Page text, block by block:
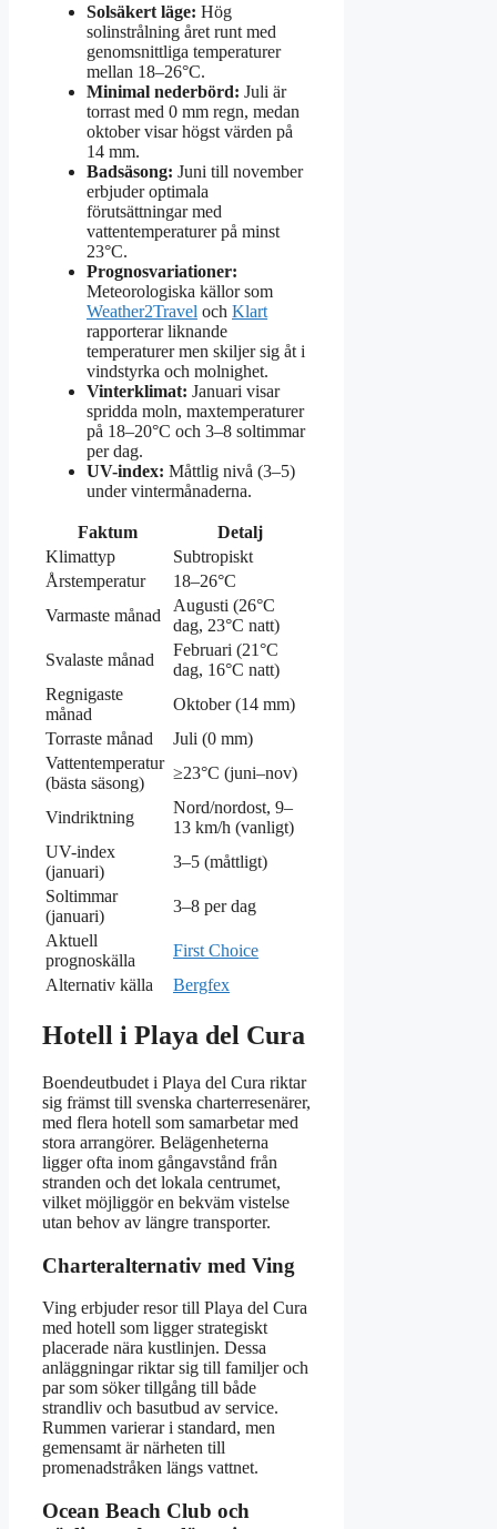
Solsäkert läge: Hög
solinstrålning året runt med
genomsnittliga temperaturer
mellan 18–26°C.
Minimal nederbörd: Juli är
torrast med 0 mm regn, medan
oktober visar högst värden på
14 mm.
Badsäsong: Juni till november
erbjuder optimala
förutsättningar med
vattentemperaturer på minst
23°C.
Prognosvariationer:
Meteorologiska källor som
Weather2Travel och Klart
rapporterar liknande
temperaturer men skiljer sig åt i
vindstyrka och molnighet.
Vinterklimat: Januari visar
spridda moln, maxtemperaturer
på 18–20°C och 3–8 soltimmar
per dag.
UV-index: Måttlig nivå (3–5)
under vintermånaderna.
Faktum
Detalj
Klimattyp
Subtropiskt
Årstemperatur
18–26°C
Varmaste månad
Augusti (26°C
dag, 23°C natt)
Svalaste månad
Februari (21°C
dag, 16°C natt)
Regnigaste
månad
Oktober (14 mm)
Torraste månad
Juli (0 mm)
Vattentemperatur
(bästa säsong)
≥23°C (juni–nov)
Vindriktning
Nord/nordost, 9–
13 km/h (vanligt)
UV-index
(januari)
3–5 (måttligt)
Soltimmar
(januari)
3–8 per dag
Aktuell
prognoskälla
First Choice
Alternativ källa
Bergfex
Hotell i Playa del Cura
Boendeutbudet i Playa del Cura riktar
sig främst till svenska charterresenärer,
med flera hotell som samarbetar med
stora arrangörer. Belägenheterna
ligger ofta inom gångavstånd från
stranden och det lokala centrumet,
vilket möjliggör en bekväm vistelse
utan behov av längre transporter.
Charteralternativ med Ving
Ving erbjuder resor till Playa del Cura
med hotell som ligger strategiskt
placerade nära kustlinjen. Dessa
anläggningar riktar sig till familjer och
par som söker tillgång till både
strandliv och basutbud av service.
Rummen varierar i standard, men
gemensamt är närheten till
promenadstråken längs vattnet.
Ocean Beach Club och